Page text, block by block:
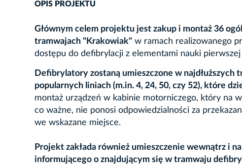
OPIS PROJEKTU
Głównym celem projektu jest zakup i montaż 36
tramwajach "Krakowiak" w ramach realizowanego
dostępu do defibrylacji z elementami nauki
Defibrylatory zostaną umieszczone w
popularnych liniach (m.in. 4, 24, 50, czy 52), które
montaż urządzeń w kabinie motorniczego, który na
co ważne, nie ponosi odpowiedzialności za
we wskazane miejsce.
Projekt zakłada również umieszczenie wewnątrz i
informującego o znajdującym się w tramwaju